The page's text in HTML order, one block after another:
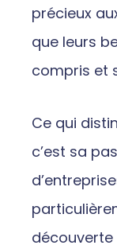
précieux
que leurs
compris et
Ce qui
c’est sa